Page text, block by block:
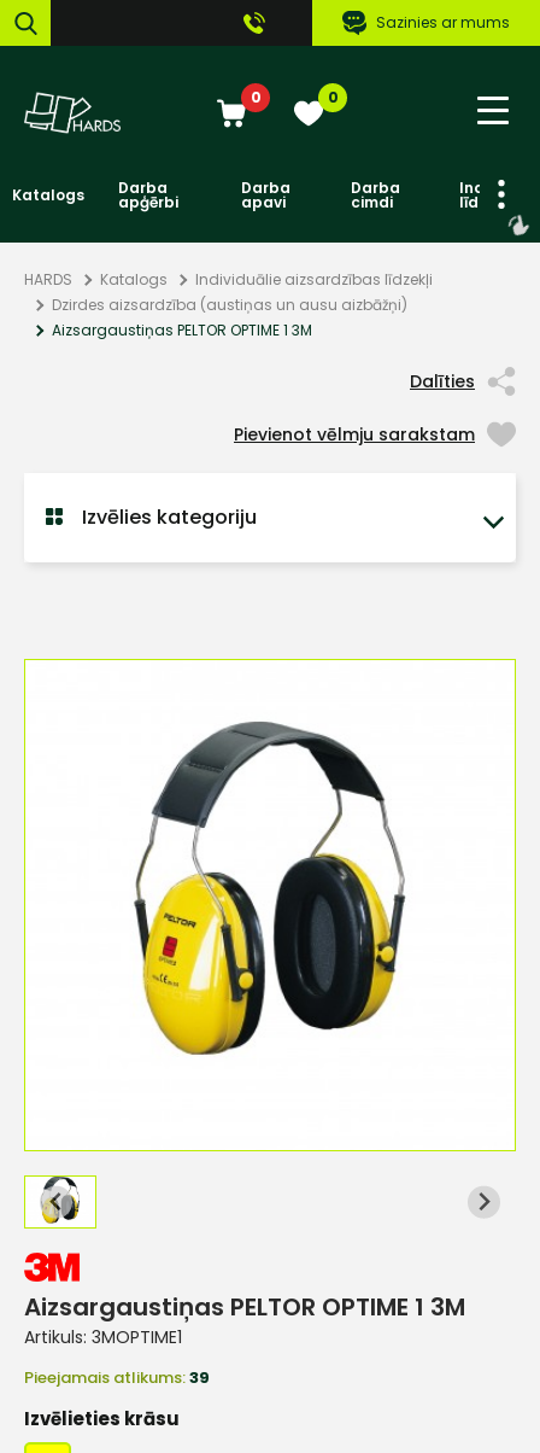
Sazinies ar mums
0 0
Katalogs Darba
apģērbi
Darba
apavi
Darba
cimdi līdzekļi
HARDS Katalogs
Individuālie aizsardzības līdzekļi
Dzirdes aizsardzība (austiņas un ausu aizbāžņi)
Aizsargaustiņas PELTOR OPTIME 1 3M
Dalīties
Pievienot vēlmju sarakstam
Izvēlies kategoriju
Aizsargaustiņas PELTOR OPTIME 1 3M
Artikuls: 3MOPTIME1
Pieejamais atlikums:39
Izvēlieties krāsu